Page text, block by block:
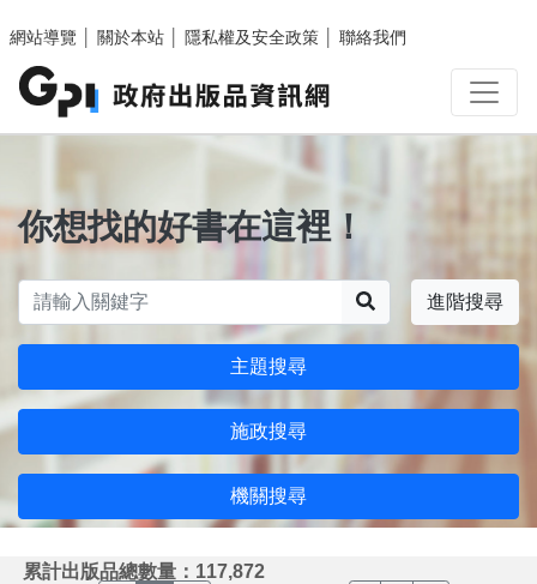
網站導覽
關於本站 隱私權及安全政策 聯絡我們
你想找的好書在這裡！
進階搜尋
主題搜尋
施政搜尋
機關搜尋
累計出版品總數量：117,872